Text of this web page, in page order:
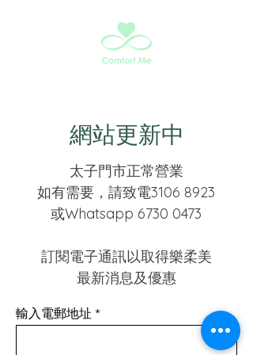
網站更新中
太子門市正常營業
如有需要，請致電3106 8923
或Whatsapp 6730 0473
訂閱電子通訊以取得樂柔美
最新消息及優惠
輸入電郵地址